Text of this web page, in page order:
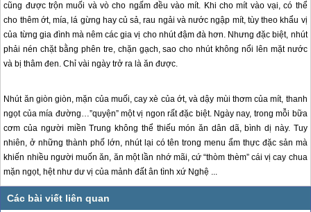
cũng được trộn muối và vò cho ngấm đều vào mít. Khi cho mít vào vại, có thể
cho thêm ớt, mía, lá gừng hay củ sả, rau ngải và nước ngập mít, tùy theo khẩu vị
của từng gia đình mà nêm các gia vị cho nhút đậm đà hơn. Nhưng đặc biệt, nhút
phải nén chặt bằng phên tre, chặn gạch, sao cho nhút không nổi lên mặt nước
và bị thâm đen. Chỉ vài ngày trở ra là ăn được.
Nhút ăn giòn giòn, mặn của muối, cay xè của ớt, và dậy mùi thơm của mít, thanh
ngọt của mía đường…”quyện” một vị ngon rất đặc biệt. Ngày nay, trong mỗi bữa
cơm của người miền Trung không thể thiếu món ăn dân dã, bình dị này. Tuy
nhiên, ở những thành phố lớn, nhút lại có tên trong menu ẩm thực đặc sản mà
khiến nhiều người muốn ăn, ăn một lần nhớ mãi, cứ “thòm thèm” cái vị cay chua
mặn ngọt, hệt như dư vị của mảnh đất ân tình xứ Nghệ ...